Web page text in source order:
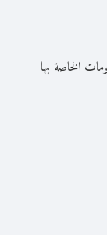
الخاصة بها